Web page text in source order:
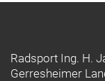
Radsport Ing. H.
Gerresheimer